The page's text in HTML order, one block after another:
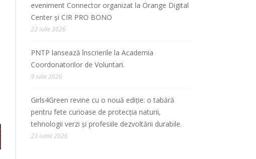
eveniment Connector organizat la Orange Digital
Center și CIR PRO BONO
22 iulie 2026
PNTP lansează înscrierile la Academia
Coordonatorilor de Voluntari.
9 iulie 2026
Girls4Green revine cu o nouă ediție: o tabără
pentru fete curioase de protecția naturii,
tehnologii verzi și profesiile dezvoltării durabile.
23 iunie 2026